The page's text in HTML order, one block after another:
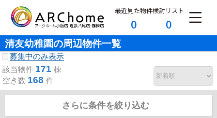
最近見た物件
0
検討リスト
0
清友幼稚園の周辺物件一覧
募集中のみ表示
該当物件 171 棟
空き数 168 件
さらに条件を絞り込む